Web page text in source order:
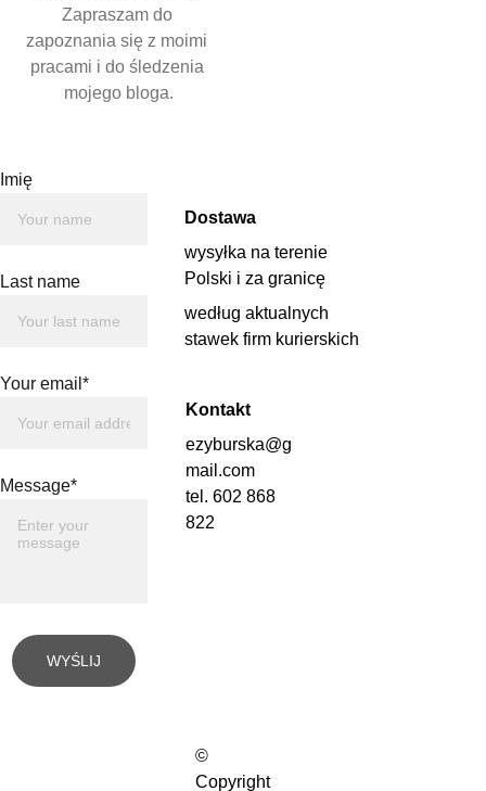
Zapraszam do
zapoznania się z moimi
pracami i do śledzenia
mojego bloga.
Kontakt
ezyburska@g
mail.com
tel. 602 868
822
Dostawa
wysyłka na terenie
Polski i za granicę
według aktualnych
stawek firm kurierskich
Imię
Last name
Your email*
Message*
WYŚLIJ
©
Copyright